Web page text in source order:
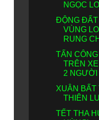
NGỌC
ĐỘNG ĐẤT
VÙNG
RUNG
TẤN
TRÊN
2 NGƯỜI
XUÂN BẤT
THIÊN
TẾT THA